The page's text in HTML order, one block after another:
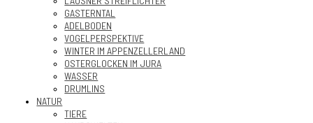
GASTERNTAL
ADELBODEN
VOGELPERSPEKTIVE
WINTER IM APPENZELLERLAND
OSTERGLOCKEN IM JURA
WASSER
DRUMLINS
NATUR
TIERE